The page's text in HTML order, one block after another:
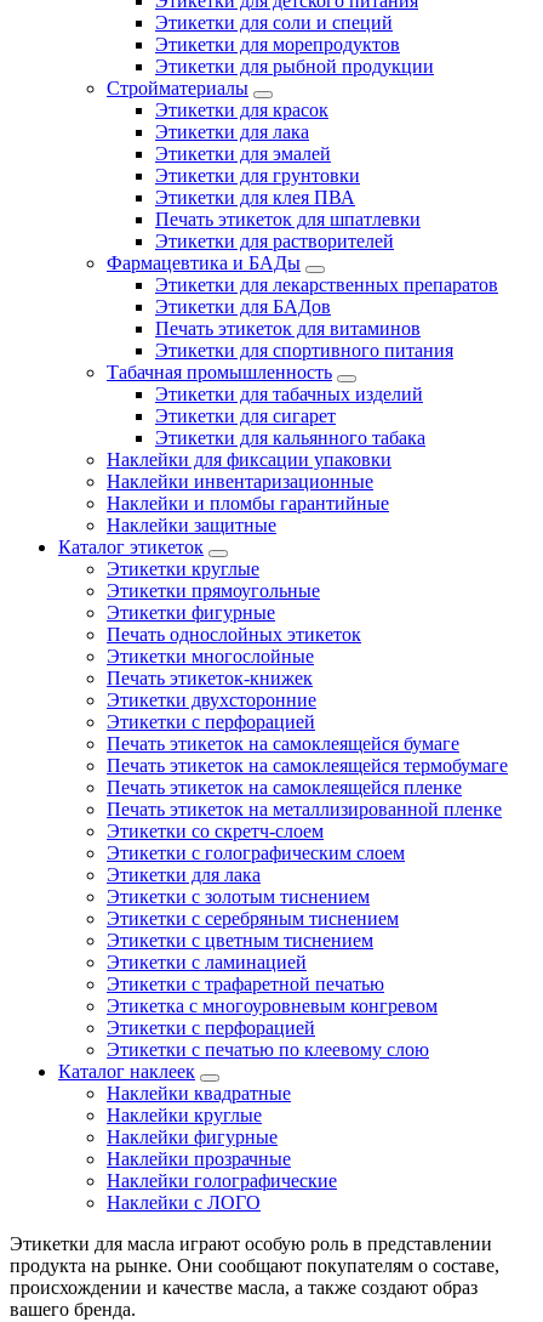
Этикетки для соли и специй
Этикетки для морепродуктов
Этикетки для рыбной продукции
Стройматериалы
Этикетки для красок
Этикетки для лака
Этикетки для эмалей
Этикетки для грунтовки
Этикетки для клея ПВА
Печать этикеток для шпатлевки
Этикетки для растворителей
Фармацевтика и БАДы
Этикетки для лекарственных препаратов
Этикетки для БАДов
Печать этикеток для витаминов
Этикетки для спортивного питания
Табачная промышленность
Этикетки для табачных изделий
Этикетки для сигарет
Этикетки для кальянного табака
Наклейки для фиксации упаковки
Наклейки инвентаризационные
Наклейки и пломбы гарантийные
Наклейки защитные
Каталог этикеток
Этикетки круглые
Этикетки прямоугольные
Этикетки фигурные
Печать однослойных этикеток
Этикетки многослойные
Печать этикеток-книжек
Этикетки двухсторонние
Этикетки с перфорацией
Печать этикеток на самоклеящейся бумаге
Печать этикеток на самоклеящейся термобумаге
Печать этикеток на самоклеящейся пленке
Печать этикеток на металлизированной пленке
Этикетки со скретч-слоем
Этикетки с голографическим слоем
Этикетки для лака
Этикетки с золотым тиснением
Этикетки с серебряным тиснением
Этикетки с цветным тиснением
Этикетки с ламинацией
Этикетки с трафаретной печатью
Этикетка с многоуровневым конгревом
Этикетки с перфорацией
Этикетки с печатью по клеевому слою
Каталог наклеек
Наклейки квадратные
Наклейки круглые
Наклейки фигурные
Наклейки прозрачные
Наклейки голографические
Наклейки с ЛОГО
Этикетки для масла играют особую роль в представлении
продукта на рынке. Они сообщают покупателям о составе,
происхождении и качестве масла, а также создают образ
вашего бренда.